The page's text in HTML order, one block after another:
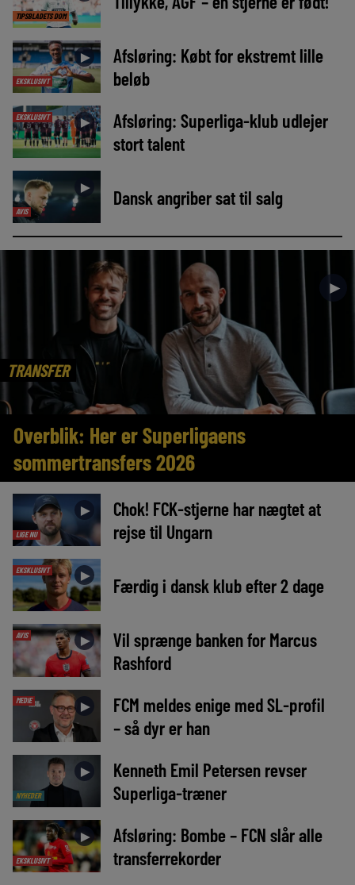
TIPSBLADETS DOM
EKSKLUSIVT
►
Afsløring: Købt for ekstremt lille
beløb
EKSKLUSIVT ►
Afsløring: Superliga-klub udlejer
stort talent
AVIS
► Dansk angriber sat til salg
TRANSFER
►
Overblik: Her er Superligaens
sommertransfers 2026
LIGE NU
►
Chok! FCK-stjerne har nægtet at
rejse til Ungarn
EKSKLUSIVT ► Færdig i dansk klub efter 2 dage
AVIS ►
Vil sprænge banken for Marcus
Rashford
MEDIE ►
FCM meldes enige med SL-profil
– så dyr er han
NYHEDER
►
Kenneth Emil Petersen revser
Superliga-træner
EKSKLUSIVT
►
Afsløring: Bombe – FCN slår alle
transferrekorder